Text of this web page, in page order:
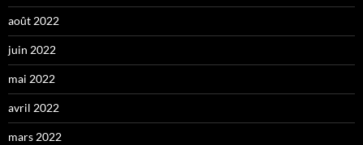
août 2022
juin 2022
mai 2022
avril 2022
mars 2022